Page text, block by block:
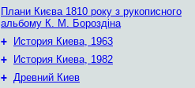
Плани Києва 1810 року з рукописного
альбому К. М. Бороздіна
+
История Киева, 1963
+
История Киева, 1982
+ Древний Киев